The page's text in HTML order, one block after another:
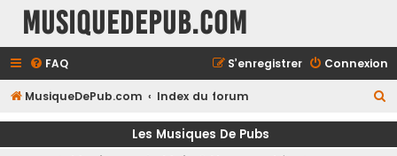
MusiqueDePub.com
FAQ Connexion
S’enregistrer
MusiqueDePub.com Index du forum
e
Les Musiques De Pubs